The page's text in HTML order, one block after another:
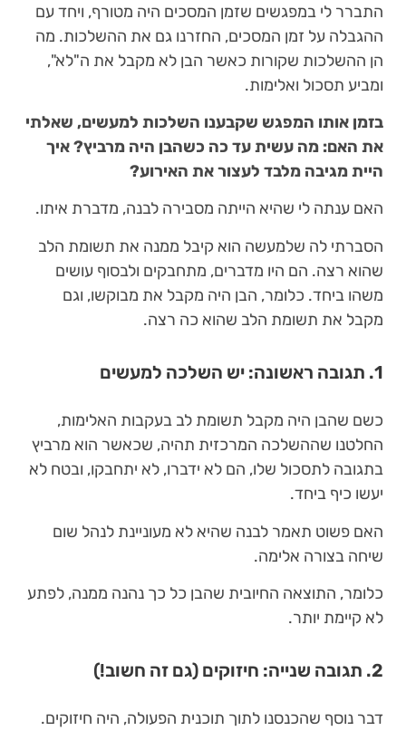
התברר לי במפגשים שזמן המסכים היה מטורף, ויחד עם
ההגבלה על זמן המסכים, החזרנו גם את ההשלכות. מה
הן ההשלכות שקורות כאשר הבן לא מקבל את ה"לא",
ומביע תסכול ואלימות.
בזמן אותו המפגש שקבענו השלכות למעשים, שאלתי
את האם: מה עשית עד כה כשהבן היה מרביץ? איך
היית מגיבה מלבד לעצור את האירוע?
האם ענתה לי שהיא הייתה מסבירה לבנה, מדברת איתו.
הסברתי לה שלמעשה הוא קיבל ממנה את תשומת הלב
שהוא רצה. הם היו מדברים, מתחבקים ולבסוף עושים
משהו ביחד. כלומר, הבן היה מקבל את מבוקשו, וגם
מקבל את תשומת הלב שהוא כה רצה.
1. תגובה ראשונה: יש השלכה למעשים
כשם שהבן היה מקבל תשומת לב בעקבות האלימות,
החלטנו שההשלכה המרכזית תהיה, שכאשר הוא מרביץ
בתגובה לתסכול שלו, הם לא ידברו, לא יתחבקו, ובטח לא
יעשו כיף ביחד.
האם פשוט תאמר לבנה שהיא לא מעוניינת לנהל שום
שיחה בצורה אלימה.
כלומר, התוצאה החיובית שהבן כל כך נהנה ממנה, לפתע
לא קיימת יותר.
2. תגובה שנייה: חיזוקים (גם זה חשוב!)
דבר נוסף שהכנסנו לתוך תוכנית הפעולה, היה חיזוקים.